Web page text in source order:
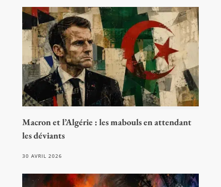
Macron et l’Algérie : les mabouls en attendant
les déviants
30 AVRIL 2026